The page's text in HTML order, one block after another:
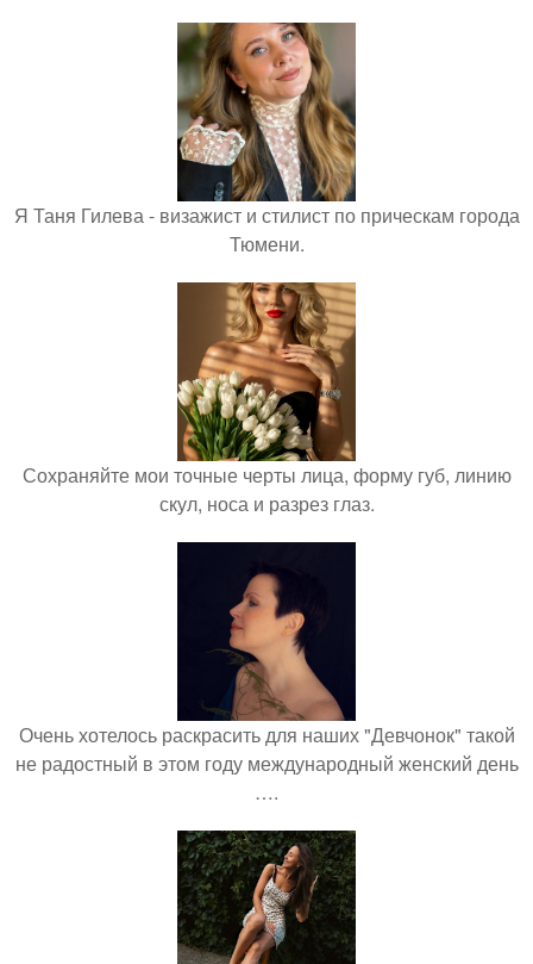
Я Таня Гилева - визажист и стилист по прическам города
Тюмени.
Сохраняйте мои точные черты лица, форму губ, линию
скул, носа и разрез глаз.
Очень хотелось раскрасить для наших "Девчонок" такой
не радостный в этом году международный женский день
….